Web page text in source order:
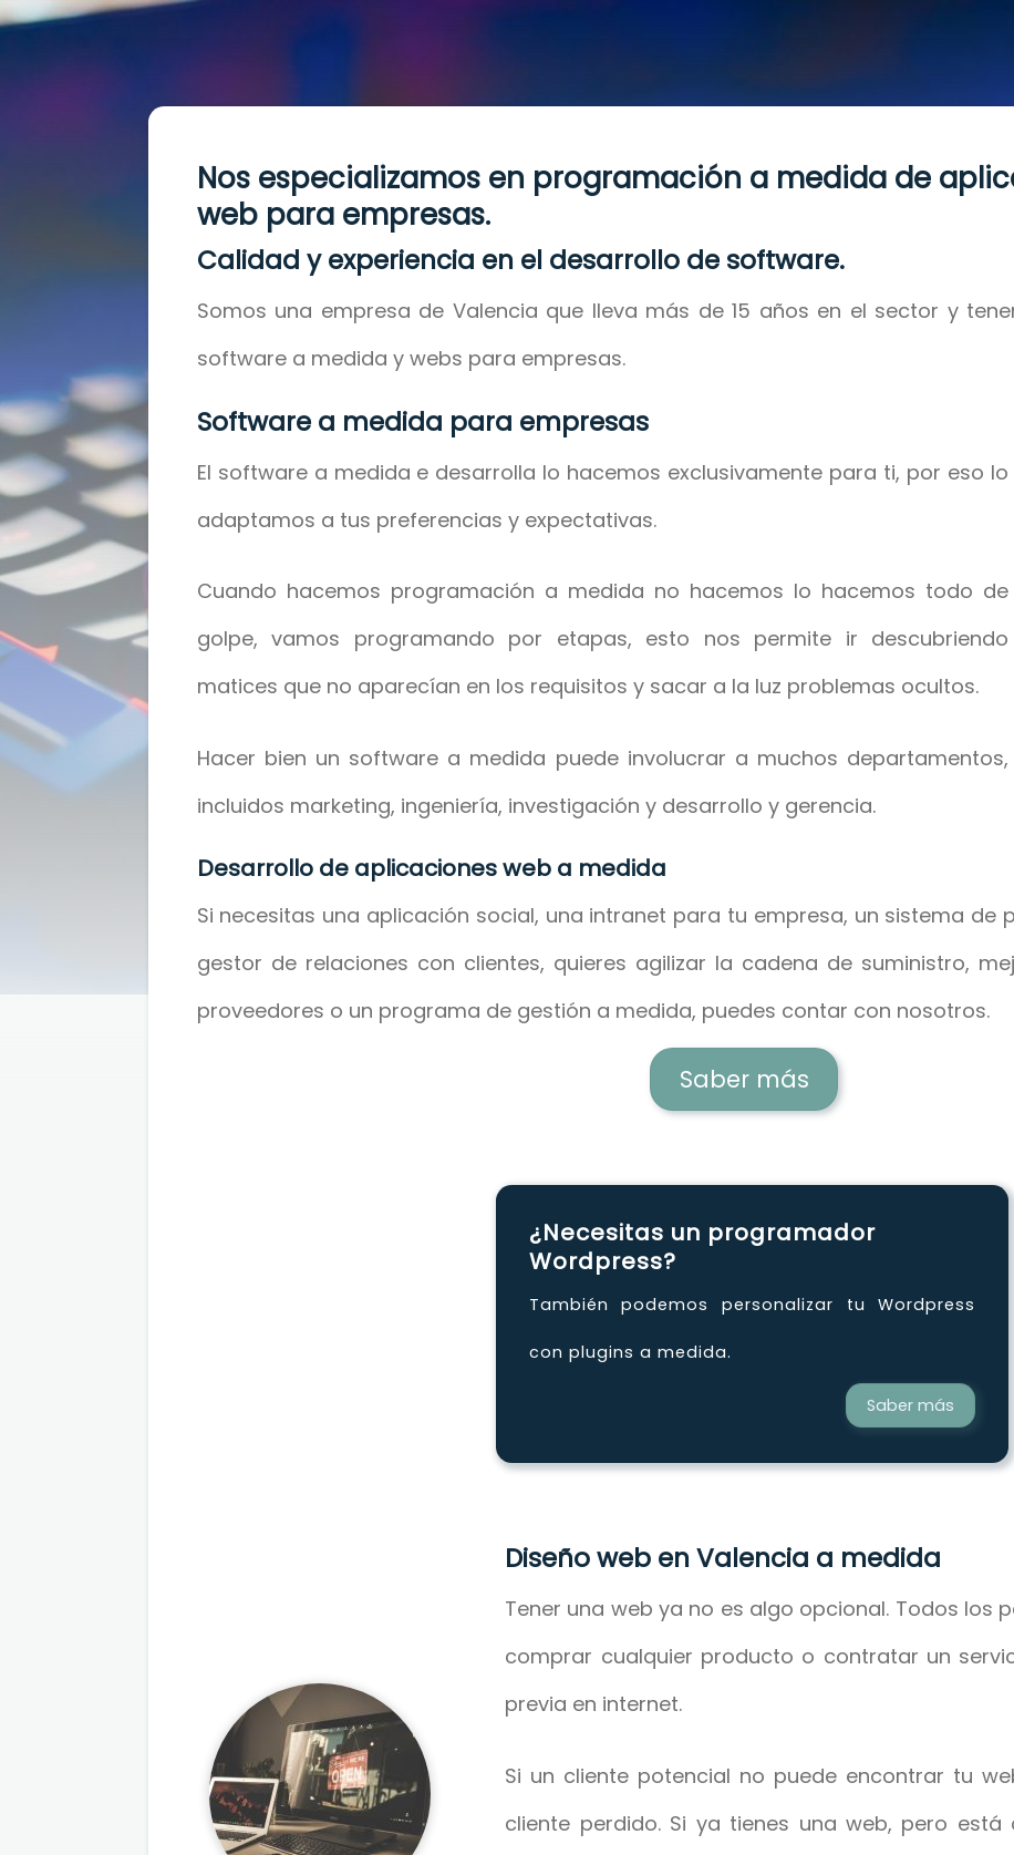
Nos especializamos en programación a medida de
web para empresas.
Calidad y experiencia en el desarrollo de software.
Somos una empresa de Valencia que lleva más de 15 años en el sector y
software a medida y webs para empresas.
Software a medida para empresas
El software a medida e desarrolla lo hacemos exclusivamente para ti, por eso lo
adaptamos a tus preferencias y expectativas.
Cuando hacemos programación a medida no hacemos lo hacemos todo de
golpe, vamos programando por etapas, esto nos permite ir descubriendo
matices que no aparecían en los requisitos y sacar a la luz problemas ocultos.
Hacer bien un software a medida puede involucrar a muchos departamentos,
incluidos marketing, ingeniería, investigación y desarrollo y gerencia.
Desarrollo de aplicaciones web a medida
Si necesitas una aplicación social, una intranet para tu empresa, un sistema de
gestor de relaciones con clientes, quieres agilizar la cadena de suministro,
proveedores o un programa de gestión a medida, puedes contar con nosotros.
Saber más
¿Necesitas un programador
Wordpress?
También podemos personalizar tu Wordpress
con plugins a medida.
Saber más
Diseño web en Valencia a medida
Tener una web ya no es algo opcional. Todos los
comprar cualquier producto o contratar un
previa en internet.
Si un cliente potencial no puede encontrar tu
cliente perdido. Si ya tienes una web, pero